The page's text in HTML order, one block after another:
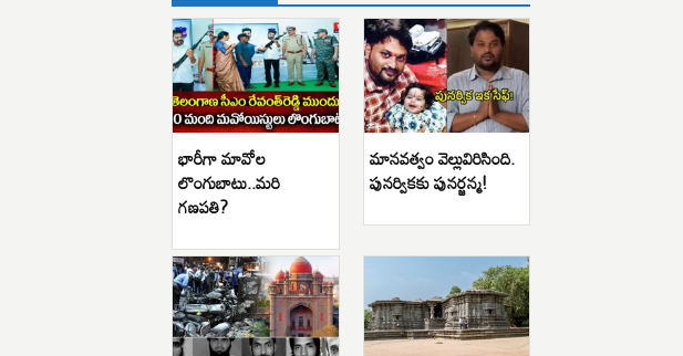
భారీగా మావోల
లొంగుబాటు..మరి
గణపతి?
మానవత్వం వెల్లువిరిసింది.
పునర్వికకు పునర్జన్మ!